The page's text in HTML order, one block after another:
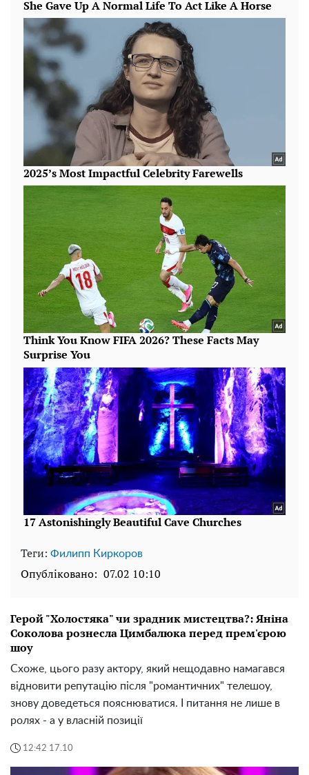
Теги: Филипп Киркоров
Опубліковано: 07.02 10:10
Герой "Холостяка" чи зрадник мистецтва?: Яніна
Соколова рознесла Цимбалюка перед прем'єрою
шоу
Схоже, цього разу актору, який нещодавно намагався
відновити репутацію після "романтичних" телешоу,
знову доведеться пояснюватися. І питання не лише в
ролях - а у власній позиції
12:42 17.10